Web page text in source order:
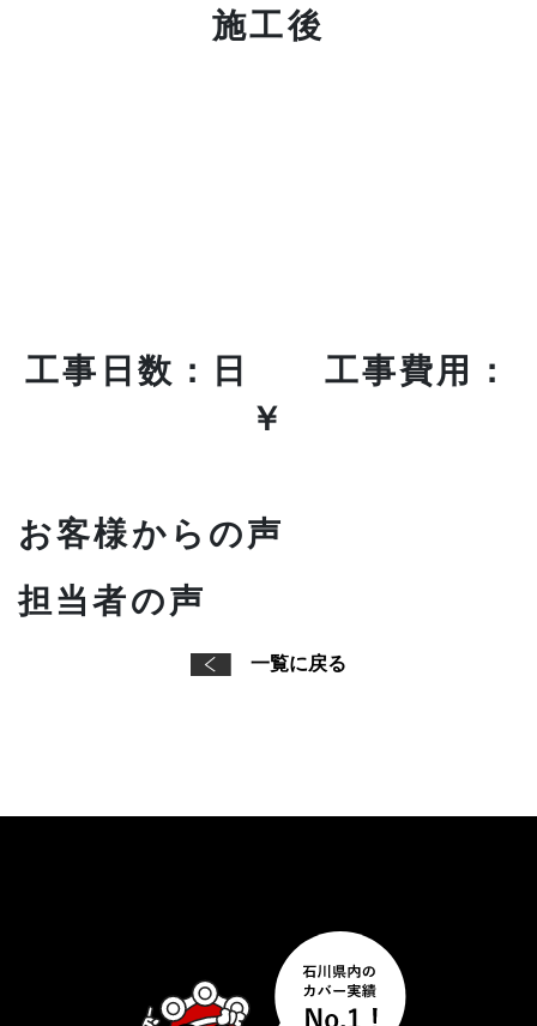
施工後
工事日数：日 工事費用：
￥
お客様からの声
担当者の声
一覧に戻る